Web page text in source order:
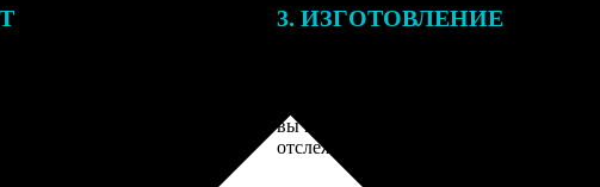
3. ИЗГОТОВЛЕНИЕ
вы получите письмо с трек-номером для
отслеживания.